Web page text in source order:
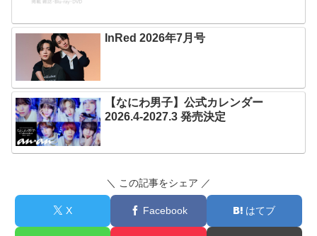
InRed 2026年7月号
【なにわ男子】公式カレンダー
2026.4-2027.3 発売決定
＼ この記事をシェア ／
X Facebook はてブ